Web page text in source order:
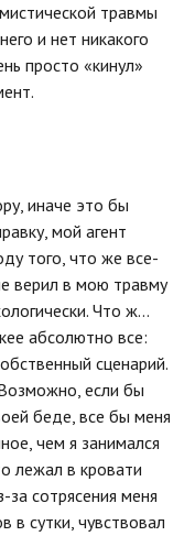
травмы
и нет никакого
просто «кинул»
иначе это бы
мой агент
того, что же все-
верил в мою травму
Что ж…
абсолютно все:
сценарий.
если бы
беде, все бы меня
чем я занимался
лежал в кровати
за сотрясения меня
в сутки, чувствовал